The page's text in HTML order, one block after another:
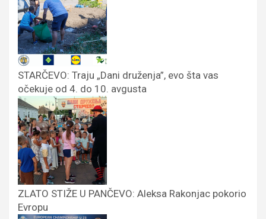
STARČEVO: Traju „Dani druženja”, evo šta vas
očekuje od 4. do 10. avgusta
ZLATO STIŽE U PANČEVO: Aleksa Rakonjac pokorio
Evropu